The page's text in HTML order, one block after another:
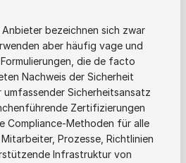
Anbieter bezeichnen sich zwar
aber häufig vage und
die de facto
Nachweis der Sicherheit
umfassender Sicherheitsansatz
Zertifizierungen
Compliance-Methoden für alle
Prozesse, Richtlinien
Infrastruktur von